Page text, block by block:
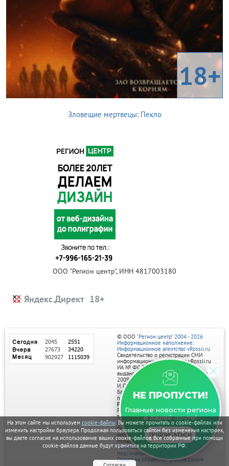
На этом сайте мы используем cookie-файлы. Вы можете прочитать о cookie-файлах или
изменить настройки браузера. Продолжая пользоваться сайтом без изменения настроек,
вы даете согласие на использование ваших cookie-файлов. Все собранные при помощи
cookie-файлов данные будут храниться на территории РФ.
18+
Зловещие мертвецы: Пекло
ООО "Регион центр", ИНН 4817003180
Яндекс.Директ
НЕ ПРОПУСТИ!
Главные новости региона
в вашей почте!
ПОДПИСАТЬСЯ
© ООО "Регион центр" 2004 - 2026
Информационное наполнение:
Информационное агентство vRossii.ru
Свидетельство о регистрации СМИ
информационного агентства vRossii.ru
ИА № ФС 77‑35502
выдано РОСКОМНАДЗОРом 04 марта
2009г.
И. О. Главного редактора Нарыков А. Н.
Баннеры на портале размещаются на
правах рекламы.
Реклама на портале:
Рекламное агентство "Умный маркетинг"
тел. 7-910-267-70-40,
email: umnyy.marketing@yandex.ru
Отдельные публикации могут содержать
информацию, не предназначенную для
пользователей до 18 лет.
Политика в отношении обработки
персональных данных
Политика обработки файлов cookie